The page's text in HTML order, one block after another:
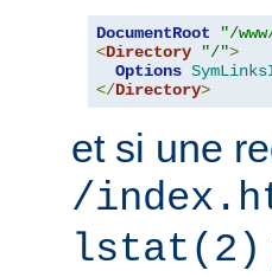
DocumentRoot
"/
<Directory "/">
Options
</Directory>
et si une
/
lstat(2)